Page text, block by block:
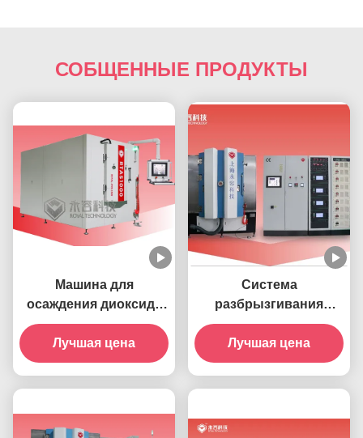
СОБЩЕННЫЕ ПРОДУКТЫ
Машина для
осаждения диоксида
ниобия (NbO2) -
RTSP1000-Nb
Лучшая цена
Система
разбрызгивания
магнитронов с
закрытым полем с
несбалансированным
Лучшая цена